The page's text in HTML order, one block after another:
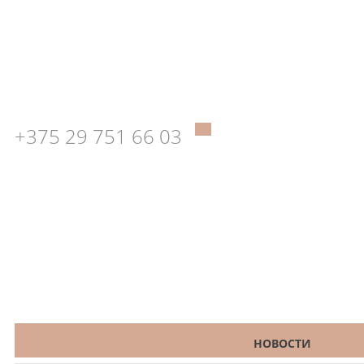
+375 29 751 66 03
НОВОСТИ